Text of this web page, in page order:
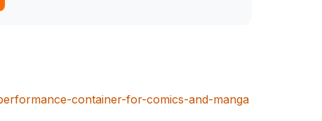
container-for-comics-and-manga